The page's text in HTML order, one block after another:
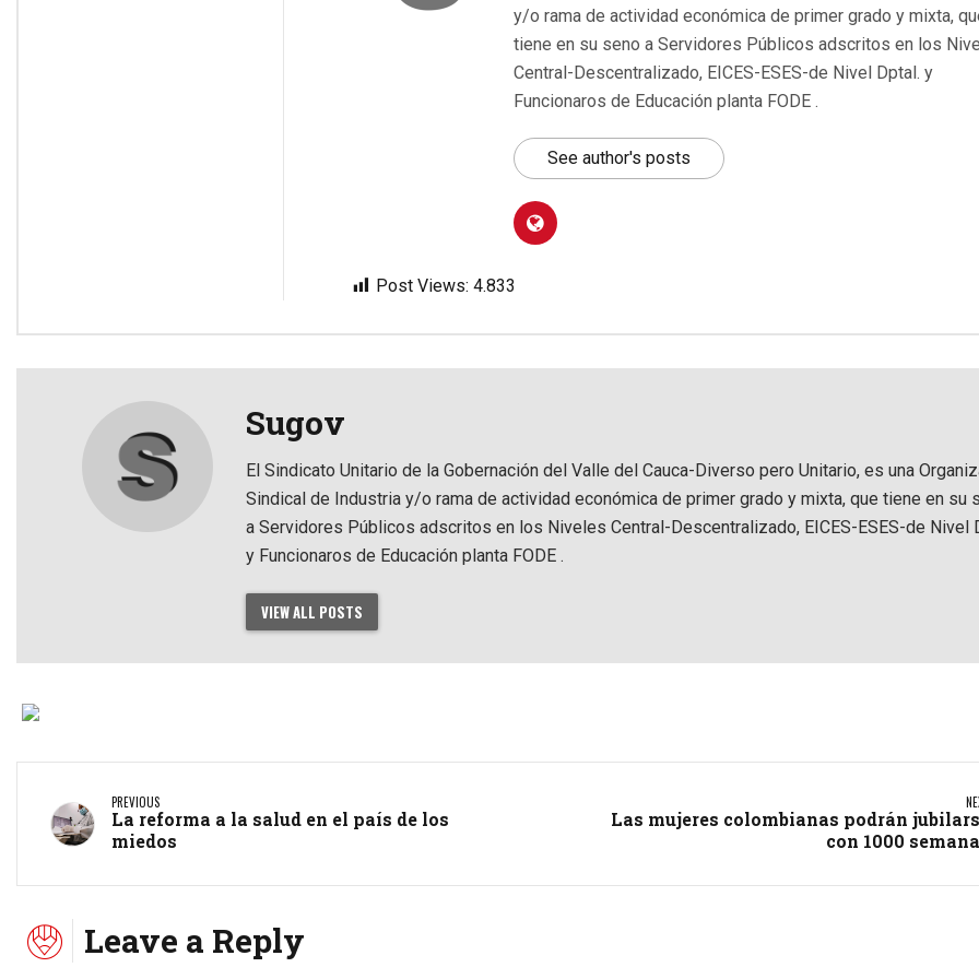
y/o rama de actividad económica de primer grado y mixta,
tiene en su seno a Servidores Públicos adscritos en los
Central-Descentralizado, EICES-ESES-de Nivel Dptal. y
Funcionaros de Educación planta FODE .
See author's posts
Post Views: 4.833
Sugov
El Sindicato Unitario de la Gobernación del Valle del Cauca-Diverso pero Unitario, es una
Sindical de Industria y/o rama de actividad económica de primer grado y mixta, que tiene en su
a Servidores Públicos adscritos en los Niveles Central-Descentralizado, EICES-ESES-de Nivel
y Funcionaros de Educación planta FODE .
VIEW ALL POSTS
PREVIOUS
La reforma a la salud en el país de los
miedos
Las mujeres colombianas podrán
con 1000
Leave a Reply